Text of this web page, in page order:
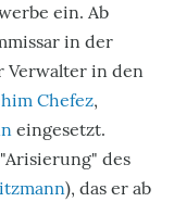
ein. Ab
in der
Verwalter in den
Chefez,
eingesetzt.
des
), das er ab